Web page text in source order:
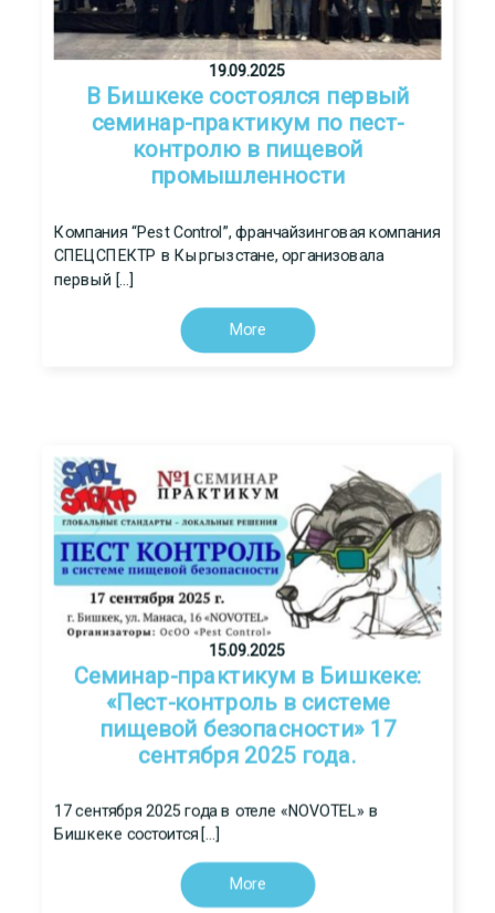
19.09.2025
В Бишкеке состоялся первый
семинар-практикум по пест-
контролю в пищевой
промышленности
Компания “Pest Control”, франчайзинговая компания
СПЕЦСПЕКТР в Кыргызстане, организовала
первый […]
More
15.09.2025
Семинар-практикум в Бишкеке:
«Пест-контроль в системе
пищевой безопасности» 17
сентября 2025 года.
17 сентября 2025 года в отеле «NOVOTEL» в
Бишкеке состоится […]
More